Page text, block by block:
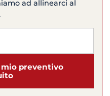
ad allinearci al
preventivo